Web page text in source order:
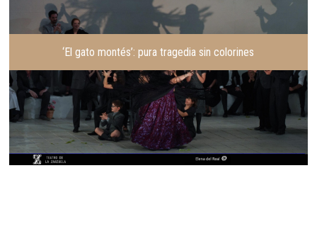
‘El gato montés’: pura tragedia sin colorines